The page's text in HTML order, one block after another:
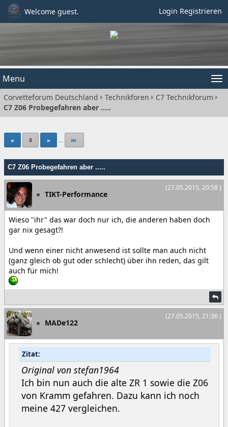
Welcome guest. Login Registrieren
Menu
Corvetteforum Deutschland Technikforen
C7 Technikforum
C7 Z06 Probegefahren aber .....
« 8 » ...
C7 Z06 Probegefahren aber .....
(27.05.2015, 20:58 )
TIKT-Performance
Wieso "ihr" das war doch nur ich, die anderen haben doch
gar nix gesagt?!
Und wenn einer nicht anwesend ist sollte man auch nicht
(ganz gleich ob gut oder schlecht) über ihn reden, das gilt
auch für mich!
(27.05.2015, 21:36 )
MADe122
Zitat:
Original von stefan1964
Ich bin nun auch die alte ZR 1 sowie die Z06
von Kramm gefahren. Dazu kann ich noch
meine 427 vergleichen.